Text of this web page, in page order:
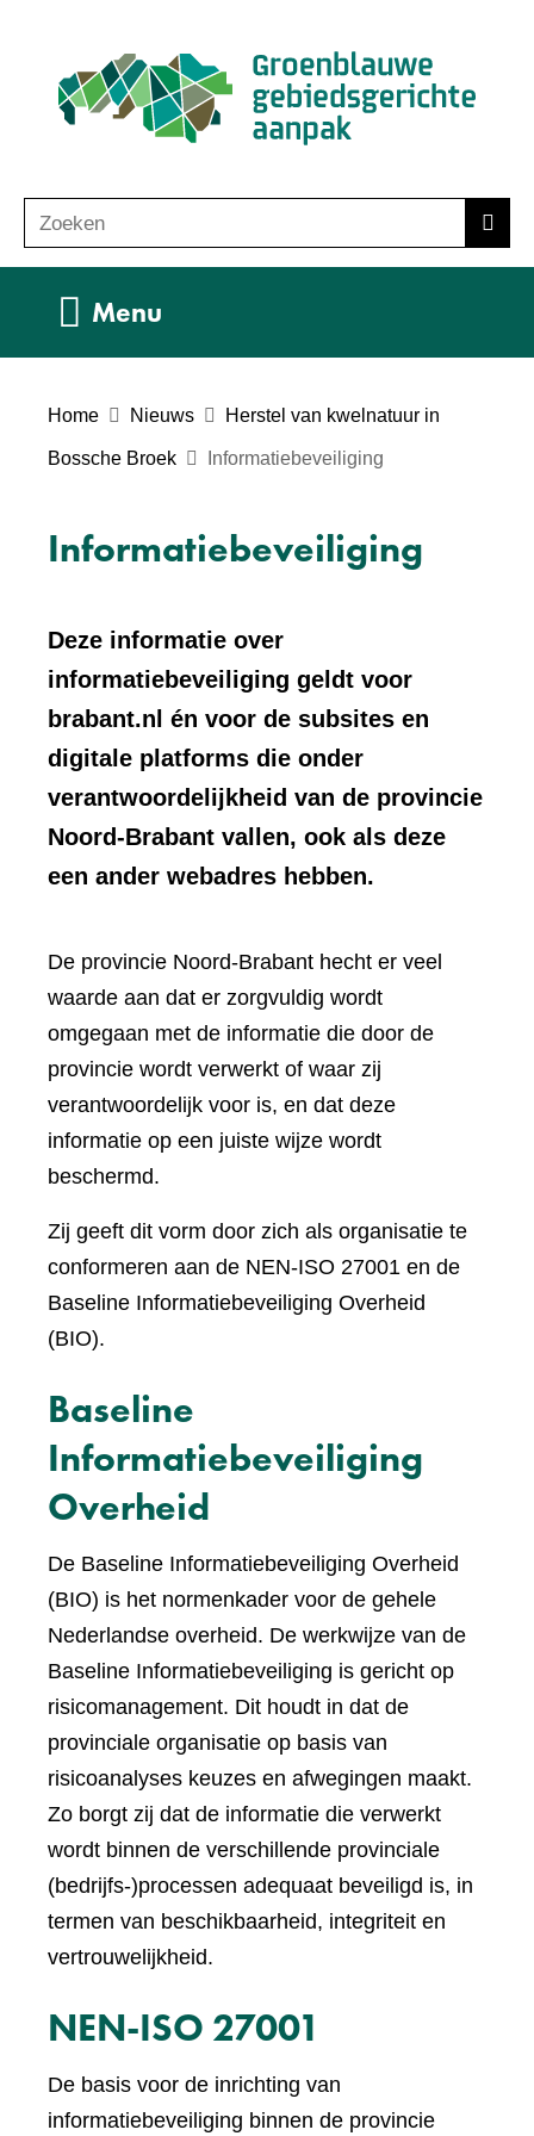
naar
de
inhoud
o
e
Zoeken
Menu
Home Nieuws Herstel van kwelnatuur in
Bossche Broek Informatiebeveiliging
Informatiebeveiliging
Deze informatie over
informatiebeveiliging geldt voor
brabant.nl én voor de subsites en
digitale platforms die onder
verantwoordelijkheid van de provincie
Noord-Brabant vallen, ook als deze
een ander webadres hebben.
De provincie Noord-Brabant hecht er veel
waarde aan dat er zorgvuldig wordt
omgegaan met de informatie die door de
provincie wordt verwerkt of waar zij
verantwoordelijk voor is, en dat deze
informatie op een juiste wijze wordt
beschermd.
Zij geeft dit vorm door zich als organisatie te
conformeren aan de NEN-ISO 27001 en de
Baseline Informatiebeveiliging Overheid
(BIO).
Baseline
Informatiebeveiliging
Overheid
De Baseline Informatiebeveiliging Overheid
(BIO) is het normenkader voor de gehele
Nederlandse overheid. De werkwijze van de
Baseline Informatiebeveiliging is gericht op
risicomanagement. Dit houdt in dat de
provinciale organisatie op basis van
risicoanalyses keuzes en afwegingen maakt.
Zo borgt zij dat de informatie die verwerkt
wordt binnen de verschillende provinciale
(bedrijfs-)processen adequaat beveiligd is, in
termen van beschikbaarheid, integriteit en
vertrouwelijkheid.
NEN-ISO 27001
De basis voor de inrichting van
informatiebeveiliging binnen de provincie